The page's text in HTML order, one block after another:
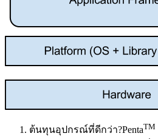
ต้นทุนอุปกรณ์ที่ดีกว่า?PentaTM